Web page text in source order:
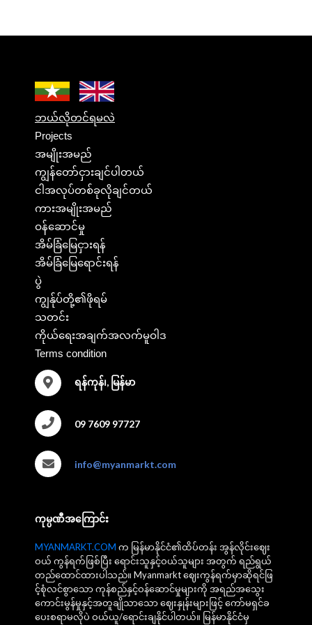
ဘယ်လိုတင်ရမလဲ
Projects
အမျိုးအမည်
ကျွန်တော်ငှားချင်ပါတယ်
ငါအလုပ်တစ်ခုလိုချင်တယ်
ကားအမျိုးအမည်
ဝန်ဆောင်မှု
အိမ်ခြံမြေငှားရန်
အိမ်ခြံမြေရောင်းရန်
ပွဲ
ကျွန်ုပ်တို့၏ဖိုရမ်
သတင်း
ကိုယ်ရေးအချက်အလက်မူဝါဒ
Terms condition
ရန်ကုန်၊, မြန်မာ
09 7609 97727
info@myanmarkt.com
ကုမ္ပဏီအကြောင်း
MYANMARKT.COM က မြန်မာနိုင်ငံ၏ထိပ်တန်း အွန်လိုင်းဈေး
ဝယ် ကွန်ရက်ဖြစ်ပြီး ရောင်းသူနှင့်ဝယ်သူများ အတွက် ရည်ရွယ်
တည်ထောင်ထားပါသည်။ Myanmarkt ဈေးကွန်ရက်မှာဆိုရင်ဖြ
င့်စုံလင်စွာသော ကုန်စည်နှင့်ဝန်ဆောင်မှုများကို အရည်အသွေး
ကောင်းမွန်မှုနှင့်အတူချိုသာသော ဈေးနှုန်းများဖြင့် ကော်မရှင်ခ
ပေးစရာမလိုပဲ ဝယ်ယူ/ရောင်းချနိုင်ပါတယ်။ မြန်မာနိုင်ငံမှ